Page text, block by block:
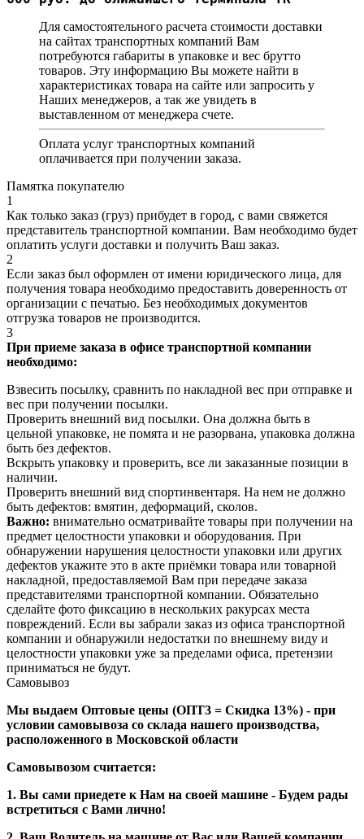
Для самостоятельного расчета стоимости доставки
на сайтах транспортных компаний Вам
потребуются габариты в упаковке и вес брутто
товаров. Эту информацию Вы можете найти в
характеристиках товара на сайте или запросить у
Наших менеджеров, а так же увидеть в
выставленном от менеджера счете.
Оплата услуг транспортных компаний
оплачивается при получении заказа.
Памятка покупателю
1
Как только заказ (груз) прибудет в город, с вами свяжется
представитель транспортной компании. Вам необходимо будет
оплатить услуги доставки и получить Ваш заказ.
2
Если заказ был оформлен от имени юридического лица, для
получения товара необходимо предоставить доверенность от
организации с печатью. Без необходимых документов
отгрузка товаров не производится.
3
При приеме заказа в офисе транспортной компании
необходимо:
Взвесить посылку, сравнить по накладной вес при отправке и
вес при получении посылки.
Проверить внешний вид посылки. Она должна быть в
цельной упаковке, не помята и не разорвана, упаковка должна
быть без дефектов.
Вскрыть упаковку и проверить, все ли заказанные позиции в
наличии.
Проверить внешний вид спортинвентаря. На нем не должно
быть дефектов: вмятин, деформаций, сколов.
Важно: внимательно осматривайте товары при получении на
предмет целостности упаковки и оборудования. При
обнаружении нарушения целостности упаковки или других
дефектов укажите это в акте приёмки товара или товарной
накладной, предоставляемой Вам при передаче заказа
представителями транспортной компании. Обязательно
сделайте фото фиксацию в нескольких ракурсах места
повреждений. Если вы забрали заказ из офиса транспортной
компании и обнаружили недостатки по внешнему виду и
целостности упаковки уже за пределами офиса, претензии
приниматься не будут.
Самовывоз
Мы выдаем Оптовые цены (ОПТ3 = Скидка 13%) - при
условии самовывоза со склада нашего производства,
расположенного в Московской области
Самовывозом считается:
1. Вы сами приедете к Нам на своей машине - Будем рады
встретиться с Вами лично!